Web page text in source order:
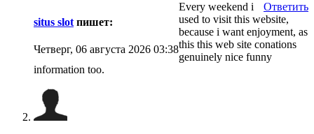
situs slot пишет:
Четверг, 06 августа 2026 03:38
Ответить
Every weekend i
used to visit this website,
because i want enjoyment, as
this this web site conations
genuinely nice funny
information too.